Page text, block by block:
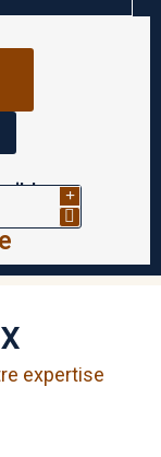
expertise